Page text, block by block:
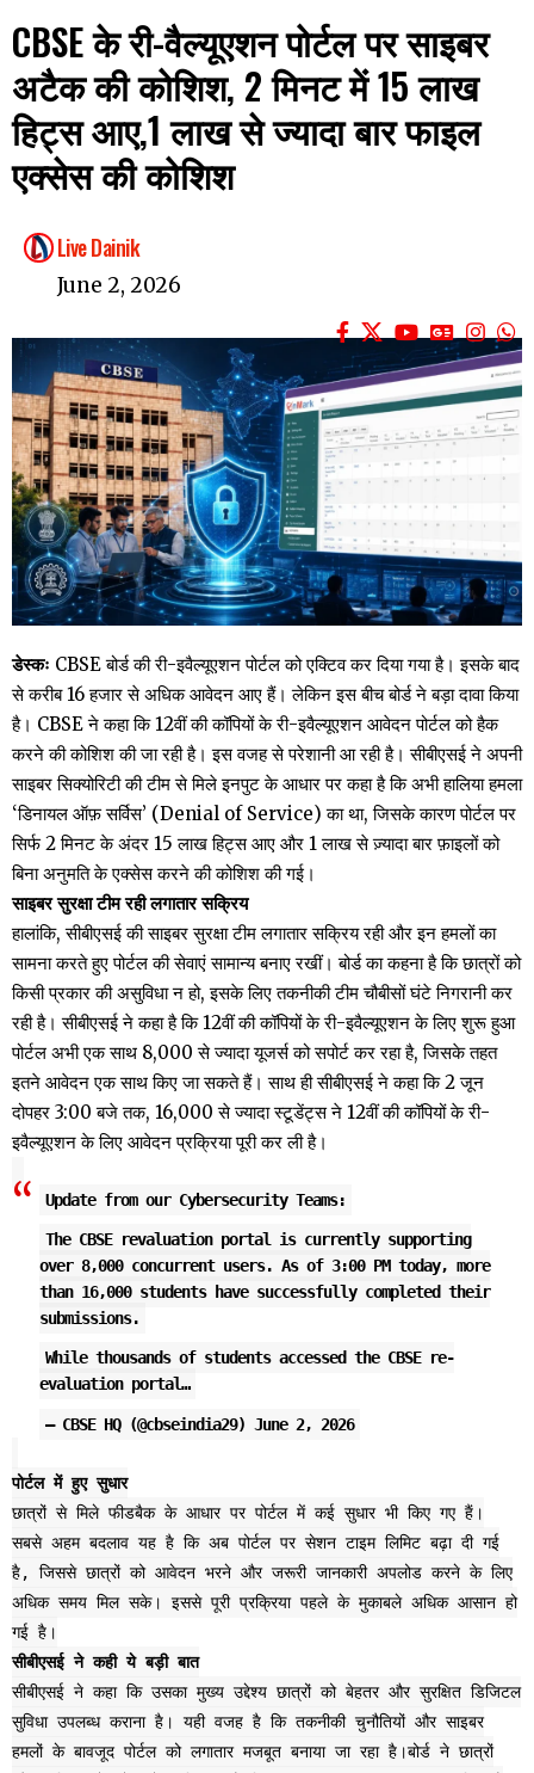
CBSE के री-वैल्यूएशन पोर्टल पर साइबर
अटैक की कोशिश, 2 मिनट में 15 लाख
हिट्स आए,1 लाख से ज्यादा बार फाइल
एक्सेस की कोशिश
Live Dainik
June 2, 2026
डेस्कः CBSE बोर्ड की री-इवैल्यूएशन पोर्टल को एक्टिव कर दिया गया है। इसके बाद
से करीब 16 हजार से अधिक आवेदन आए हैं। लेकिन इस बीच बोर्ड ने बड़ा दावा किया
है। CBSE ने कहा कि 12वीं की कॉपियों के री-इवैल्यूएशन आवेदन पोर्टल को हैक
करने की कोशिश की जा रही है। इस वजह से परेशानी आ रही है। सीबीएसई ने अपनी
साइबर सिक्योरिटी की टीम से मिले इनपुट के आधार पर कहा है कि अभी हालिया हमला
‘डिनायल ऑफ़ सर्विस’ (Denial of Service) का था, जिसके कारण पोर्टल पर
सिर्फ 2 मिनट के अंदर 15 लाख हिट्स आए और 1 लाख से ज़्यादा बार फ़ाइलों को
बिना अनुमति के एक्सेस करने की कोशिश की गई।
साइबर सुरक्षा टीम रही लगातार सक्रिय
हालांकि, सीबीएसई की साइबर सुरक्षा टीम लगातार सक्रिय रही और इन हमलों का
सामना करते हुए पोर्टल की सेवाएं सामान्य बनाए रखीं। बोर्ड का कहना है कि छात्रों को
किसी प्रकार की असुविधा न हो, इसके लिए तकनीकी टीम चौबीसों घंटे निगरानी कर
रही है। सीबीएसई ने कहा है कि 12वीं की कॉपियों के री-इवैल्यूएशन के लिए शुरू हुआ
पोर्टल अभी एक साथ 8,000 से ज्यादा यूजर्स को सपोर्ट कर रहा है, जिसके तहत
इतने आवेदन एक साथ किए जा सकते हैं। साथ ही सीबीएसई ने कहा कि 2 जून
दोपहर 3:00 बजे तक, 16,000 से ज्यादा स्टूडेंट्स ने 12वीं की कॉपियों के री-
इवैल्यूएशन के लिए आवेदन प्रक्रिया पूरी कर ली है।
Update from our Cybersecurity Teams:
The CBSE revaluation portal is currently supporting
over 8,000 concurrent users. As of 3:00 PM today, more
than 16,000 students have successfully completed their
submissions.
While thousands of students accessed the CBSE re-
evaluation portal…
— CBSE HQ (@cbseindia29) June 2, 2026
पोर्टल में हुए सुधार
छात्रों से मिले फीडबैक के आधार पर पोर्टल में कई सुधार भी किए गए हैं।
सबसे अहम बदलाव यह है कि अब पोर्टल पर सेशन टाइम लिमिट बढ़ा दी गई
है, जिससे छात्रों को आवेदन भरने और जरूरी जानकारी अपलोड करने के लिए
अधिक समय मिल सके। इससे पूरी प्रक्रिया पहले के मुकाबले अधिक आसान हो
गई है।
सीबीएसई ने कही ये बड़ी बात
सीबीएसई ने कहा कि उसका मुख्य उद्देश्य छात्रों को बेहतर और सुरक्षित डिजिटल
सुविधा उपलब्ध कराना है। यही वजह है कि तकनीकी चुनौतियों और साइबर
हमलों के बावजूद पोर्टल को लगातार मजबूत बनाया जा रहा है।बोर्ड ने छात्रों